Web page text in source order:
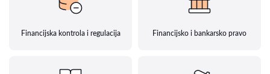
Financijska kontrola i regulacija Financijsko i bankarsko pravo